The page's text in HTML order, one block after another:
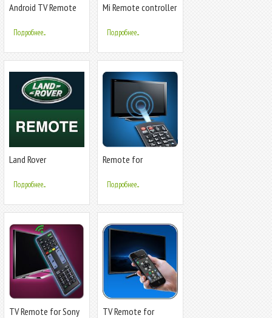
Android TV Remote
Подробнее...
Mi Remote controller
more
Подробнее...
Land Rover
Подробнее...
Remote for
Подробнее...
TV Remote for Sony
TV Remote for